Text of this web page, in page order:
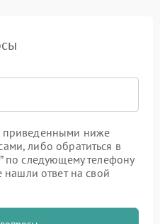
приведенными ниже
либо обратиться в
по следующему телефону
нашли ответ на свой